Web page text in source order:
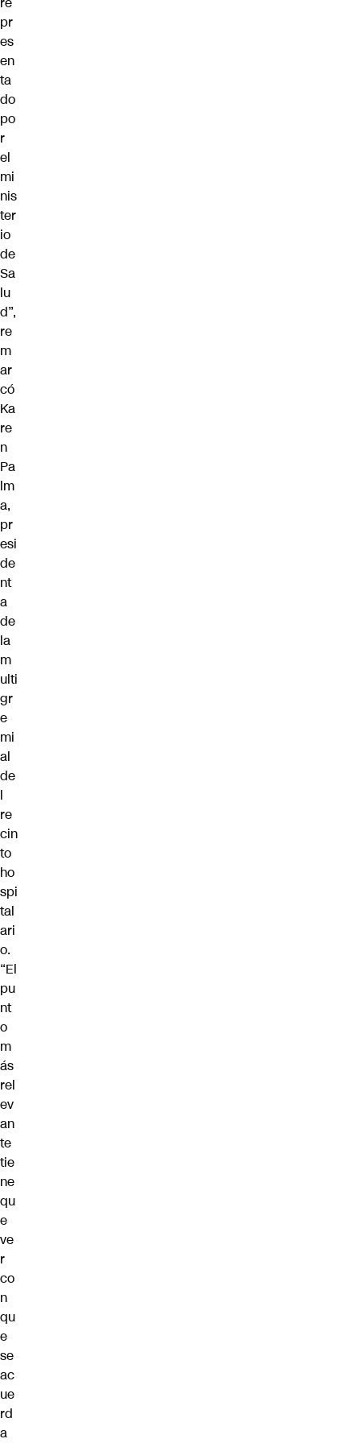
pr
es
en
ta
do
po
r
el
mi
nis
ter
io
de
Sa
lu
d”,
re
m
ar
có
Ka
re
n
Pa
lm
a,
pr
esi
de
nt
a
de
la
m
ulti
gr
e
mi
al
de
l
re
cin
to
ho
spi
tal
ari
o.
“El
pu
nt
o
m
ás
rel
ev
an
te
tie
ne
qu
e
ve
r
co
n
qu
e
se
ac
ue
rd
a